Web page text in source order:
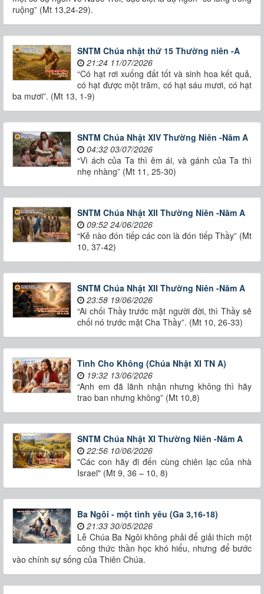
ruộng” (Mt 13,24-29).
SNTM Chúa nhật thứ 15 Thường niên -A
21:24 11/07/2026
“Có hạt rơi xuống đất tốt và sinh hoa kết quả,
có hạt được một trăm, có hạt sáu mươi, có hạt
ba mươi”. (Mt 13, 1-9)
SNTM Chúa Nhật XIV Thường Niên -Năm A
04:32 03/07/2026
“Vì ách của Ta thì êm ái, và gánh của Ta thì
nhẹ nhàng” (Mt 11, 25-30)
SNTM Chúa Nhật XII Thường Niên -Năm A
09:52 24/06/2026
“Kẻ nào đón tiếp các con là đón tiếp Thầy” (Mt
10, 37-42)
SNTM Chúa Nhật XII Thường Niên -Năm A
23:58 19/06/2026
“Ai chối Thầy trước mặt người đời, thì Thầy sẽ
chối nó trước mặt Cha Thầy”. (Mt 10, 26-33)
Tình Cho Không (Chúa Nhật XI TN A)
19:32 13/06/2026
“Anh em đã lãnh nhận nhưng không thì hãy
trao ban nhưng không” (Mt 10,8)
SNTM Chúa Nhật XI Thường Niên -Năm A
22:56 10/06/2026
"Các con hãy đi đến cùng chiên lạc của nhà
Israel" (Mt 9, 36 – 10, 8)
Ba Ngôi - một tình yêu (Ga 3,16-18)
21:33 30/05/2026
Lễ Chúa Ba Ngôi không phải để giải thích một
công thức thần học khó hiểu, nhưng để bước
vào chính sự sống của Thiên Chúa.